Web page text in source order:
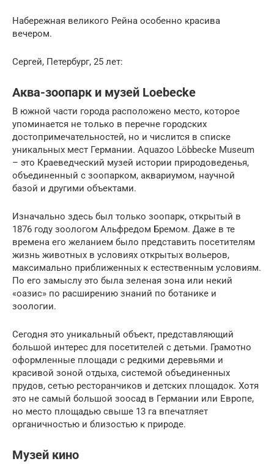
Набережная великого Рейна особенно красива
вечером.
Сергей, Петербург, 25 лет:
Аква-зоопарк и музей Loebecke
В южной части города расположено место, которое
упоминается не только в перечне городских
достопримечательностей, но и числится в списке
уникальных мест Германии. Aquazoo Löbbecke Museum
– это Краеведческий музей истории природоведенья,
объединенный с зоопарком, аквариумом, научной
базой и другими объектами.
Изначально здесь был только зоопарк, открытый в
1876 году зоологом Альфредом Бремом. Даже в те
времена его желанием было представить посетителям
жизнь животных в условиях открытых вольеров,
максимально приближенных к естественным условиям.
По его замыслу это была зеленая зона или некий
«оазис» по расширению знаний по ботанике и
зоологии.
Сегодня это уникальный объект, представляющий
большой интерес для посетителей с детьми. Грамотно
оформленные площади с редкими деревьями и
красивой зоной отдыха, системой объединенных
прудов, сетью ресторанчиков и детских площадок. Хотя
это не самый большой зоосад в Германии или Европе,
но место площадью свыше 13 га впечатляет
органичностью и близостью к природе.
Музей кино